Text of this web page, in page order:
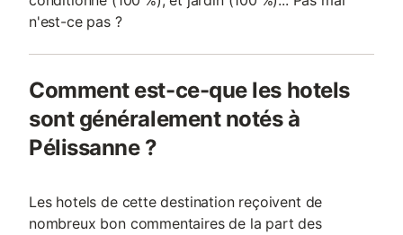
n'est-ce pas ?
Comment est-ce-que les hotels
sont généralement notés à
Pélissanne ?
Les hotels de cette destination reçoivent de
nombreux bon commentaires de la part des